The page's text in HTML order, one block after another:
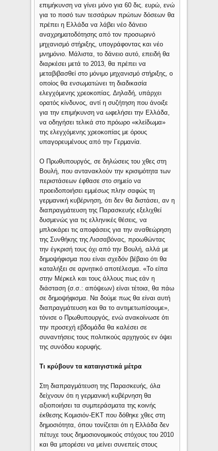
επιμήκυνση να γίνει μόνο για 60 δις. ευρώ, ενώ
για το ποσό των τεσσάρων πρώτων δόσεων θα
πρέπει η Ελλάδα να λάβει νέο δάνειο
αναχρηματοδότησης από τον προσωρινό
μηχανισμό στήριξης, υπογράφοντας και νέο
μνημόνιο. Μάλιστα, το δάνειο αυτό, επειδή θα
διαρκέσει μετά το 2013, θα πρέπει να
μεταβιβασθεί στο μόνιμο μηχανισμό στήριξης, ο
οποίος θα ενσωματώνει τη διαδικασία
ελεγχόμενης χρεοκοπίας. Δηλαδή, υπάρχει
ορατός κίνδυνος, αντί η συζήτηση που άνοιξε
για την επιμήκυνση να ωφελήσει την Ελλάδα,
να οδηγήσει τελικά στο πρόωρο «κλείδωμα»
της ελεγχόμενης χρεοκοπίας με όρους
υπαγορευμένους από την Γερμανία.
Ο Πρωθυπουργός, σε δηλώσεις του χθες στη
Βουλή, που αντανακλούν την κρισιμότητα των
περιστάσεων έφθασε στο σημείο να
προειδοποιήσει εμμέσως πλην σαφώς τη
γερμανική κυβέρνηση, ότι δεν θα διστάσει, αν η
διαπραγμάτευση της Παρασκευής εξελιχθεί
δυσμενώς για τις ελληνικές θέσεις, να
μπλοκάρει τις αποφάσεις για την αναθεώρηση
της Συνθήκης της Λισσαβόνας, προωθώντας
την έγκρισή τους όχι από την Βουλή, αλλά με
δημοψήφισμα που είναι σχεδόν βέβαιο ότι θα
καταλήξει σε αρνητικό αποτέλεσμα. «Το είπα
στην Μέρκελ και τους άλλους πως εάν η
διάσταση (σ.σ.: απόψεων) είναι τέτοια, θα πάω
σε δημοψήφισμα. Να δούμε πως θα είναι αυτή
διαπραγμάτευση και θα το αντιμετωπίσουμε»,
τόνισε ο Πρωθυπουργός, ενώ ανακοίνωσε ότι
την προσεχή εβδομάδα θα καλέσει σε
συναντήσεις τους πολιτικούς αρχηγούς εν όψει
της συνόδου κορυφής.
Τι κρύβουν τα καταιγιστικά μέτρα
Στη διαπραγμάτευση της Παρασκευής, όλα
δείχνουν ότι η γερμανική κυβέρνηση θα
αξιοποιήσει τα συμπεράσματα της κοινής
έκθεσης Κομισιόν-ΕΚΤ που δόθηκε χθες στη
δημοσιότητα, όπου τονίζεται ότι η Ελλάδα δεν
πέτυχε τους δημοσιονομικούς στόχους του 2010
και θα μπορέσει να μείνει συνεπείς στους